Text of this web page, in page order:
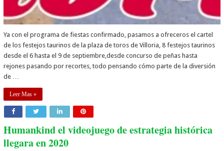
Ya con el programa de fiestas confirmado, pasamos a ofreceros el cartel
de los festejos taurinos de la plaza de toros de Villoria, 8 festejos taurinos
desde el 6 hasta el 9 de septiembre,desde concurso de peñas hasta
rejones pasando por recortes, todo pensando cómo parte de la diversión
de …
Leer Mas »
Humankind el videojuego de estrategia histórica
llegara en 2020